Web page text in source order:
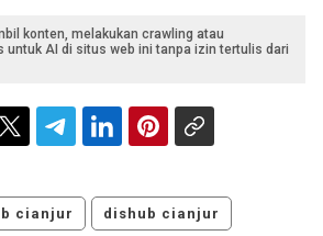
konten, melakukan crawling atau
untuk AI di situs web ini tanpa izin tertulis dari
cianjur dishub cianjur